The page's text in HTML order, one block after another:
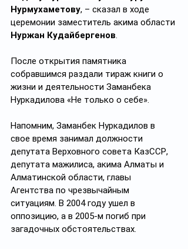
Нурмухаметову, – сказал в ходе
церемонии заместитель акима области
Нуржан Кудайбергенов.
После открытия памятника
собравшимся раздали тираж книги о
жизни и деятельности Заманбека
Нуркадилова «Не только о себе».
Напомним, Заманбек Нуркадилов в
свое время занимал должности
депутата Верховного совета КазССР,
депутата мажилиса, акима Алматы и
Алматинской области, главы
Агентства по чрезвычайным
ситуациям. В 2004 году ушел в
оппозицию, а в 2005-м погиб при
загадочных обстоятельствах.